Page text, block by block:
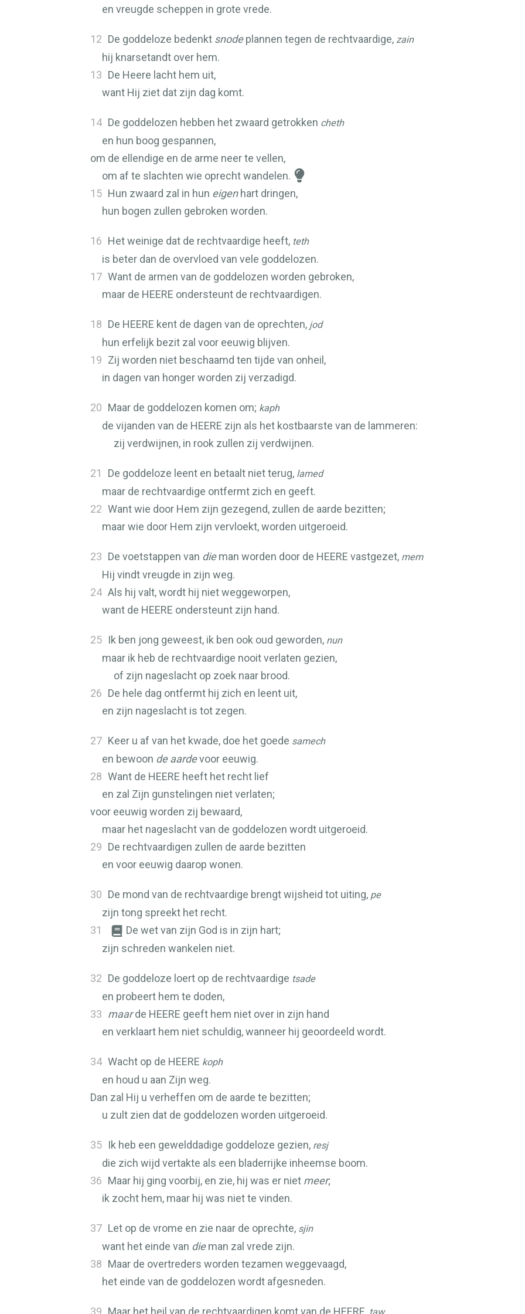
en vreugde scheppen in grote vrede.
12 De goddeloze bedenkt snodeplannen tegen de rechtvaardige, zain
hij knarsetandt over hem.
13 De Heere lacht hem uit,
want Hij ziet dat zijn dag komt.
14 De goddelozen hebben het zwaard getrokken cheth
en hun boog gespannen,
om de ellendige en de arme neer te vellen,
om af te slachten wie oprecht wandelen.
15 Hun zwaard zal in hun eigenhart dringen,
hun bogen zullen gebroken worden.
16 Het weinige dat de rechtvaardige heeft, teth
is beter dan de overvloed van vele goddelozen.
17 Want de armen van de goddelozen worden gebroken,
maar de HEERE ondersteunt de rechtvaardigen.
18 De HEERE kent de dagen van de oprechten, jod
hun erfelijk bezit zal voor eeuwig blijven.
19 Zij worden niet beschaamd ten tijde van onheil,
in dagen van honger worden zij verzadigd.
20 Maar de goddelozen komen om; kaph
de vijanden van de HEERE zijn als het kostbaarste van de lammeren:
zij verdwijnen, in rook zullen zij verdwijnen.
21 De goddeloze leent en betaalt niet terug, lamed
maar de rechtvaardige ontfermt zich en geeft.
22 Want wie door Hem zijn gezegend, zullen de aarde bezitten;
maar wie door Hem zijn vervloekt, worden uitgeroeid.
23 De voetstappen van dieman worden door de HEERE vastgezet, mem
Hij vindt vreugde in zijn weg.
24 Als hij valt, wordt hij niet weggeworpen,
want de HEERE ondersteunt zijn hand.
25 Ik ben jong geweest, ik ben ook oud geworden, nun
maar ik heb de rechtvaardige nooit verlaten gezien,
of zijn nageslacht op zoek naar brood.
26 De hele dag ontfermt hij zich en leent uit,
en zijn nageslacht is tot zegen.
27 Keer u af van het kwade, doe het goede samech
en bewoon de aardevoor eeuwig.
28 Want de HEERE heeft het recht lief
en zal Zijn gunstelingen niet verlaten;
voor eeuwig worden zij bewaard,
maar het nageslacht van de goddelozen wordt uitgeroeid.
29 De rechtvaardigen zullen de aarde bezitten
en voor eeuwig daarop wonen.
30 De mond van de rechtvaardige brengt wijsheid tot uiting, pe
zijn tong spreekt het recht.
31
De wet van zijn God is in zijn hart;
zijn schreden wankelen niet.
32 De goddeloze loert op de rechtvaardige tsade
en probeert hem te doden,
33 maarde HEERE geeft hem niet over in zijn hand
en verklaart hem niet schuldig, wanneer hij geoordeeld wordt.
34 Wacht op de HEERE koph
en houd u aan Zijn weg.
Dan zal Hij u verheffen om de aarde te bezitten;
u zult zien dat de goddelozen worden uitgeroeid.
35 Ik heb een gewelddadige goddeloze gezien, resj
die zich wijd vertakte als een bladerrijke inheemse boom.
36 Maar hij ging voorbij, en zie, hij was er niet meer;
ik zocht hem, maar hij was niet te vinden.
37 Let op de vrome en zie naar de oprechte, sjin
want het einde van dieman zal vrede zijn.
38 Maar de overtreders worden tezamen weggevaagd,
het einde van de goddelozen wordt afgesneden.
39 Maar het heil van de rechtvaardigen komt van de HEERE